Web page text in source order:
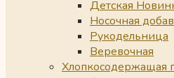
Детская
Носочная
Рукодельница
Веревочная
Хлопкосодержащая